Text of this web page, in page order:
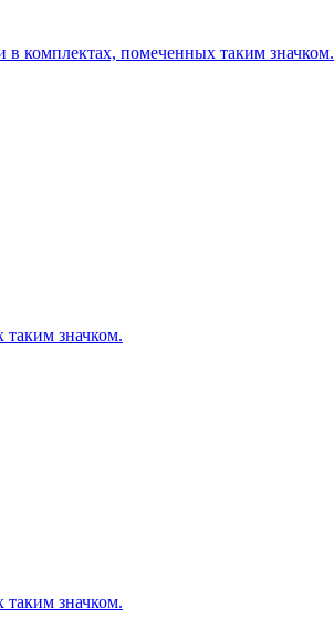
комплектах, помеченных таким значком.
значком.
значком.